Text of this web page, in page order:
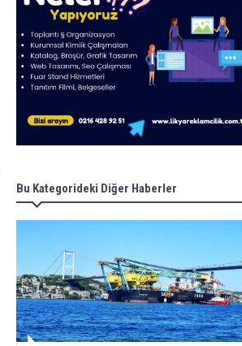
Bu Kategorideki Diğer Haberler